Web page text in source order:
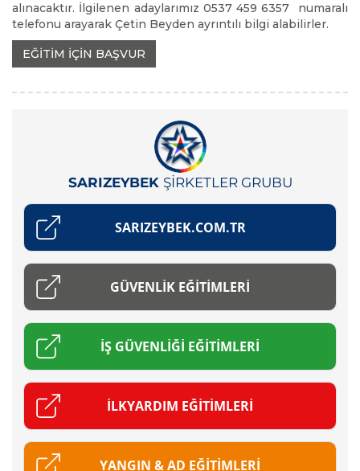
alınacaktır. İlgilenen adaylarımız 0537 459 6357 numaralı
telefonu arayarak Çetin Beyden ayrıntılı bilgi alabilirler.
EĞİTİM İÇİN BAŞVUR